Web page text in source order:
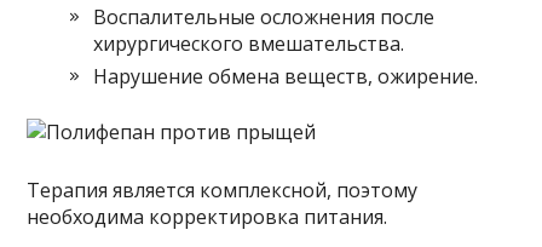
Воспалительные осложнения после
хирургического вмешательства.
Нарушение обмена веществ, ожирение.
Терапия является комплексной, поэтому
необходима корректировка питания.